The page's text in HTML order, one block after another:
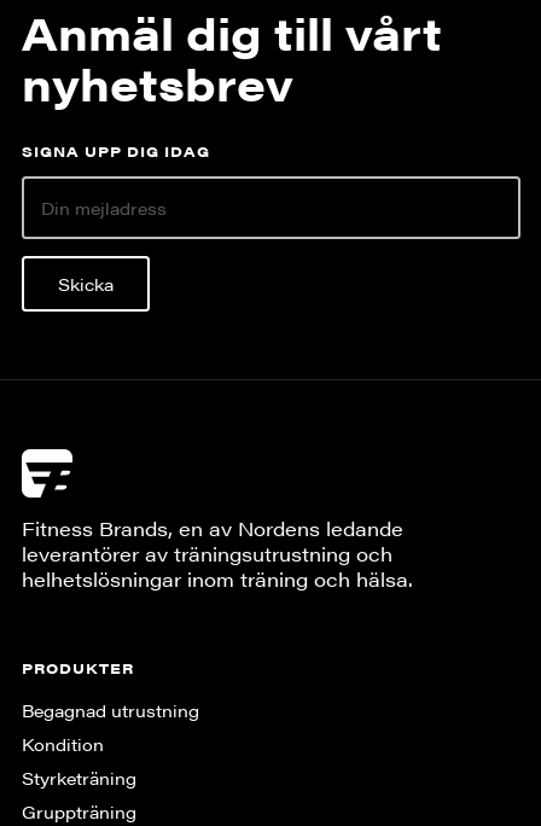
Anmäl dig till vårt
nyhetsbrev
SIGNA UPP DIG IDAG
Skicka
Fitness Brands, en av Nordens ledande
leverantörer av träningsutrustning och
helhetslösningar inom träning och hälsa.
PRODUKTER
Begagnad utrustning
Kondition
Styrketräning
Gruppträning